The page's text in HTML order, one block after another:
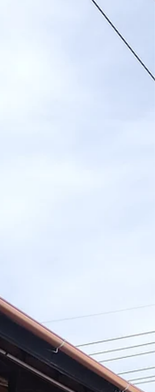
Instagramをフォローして見守ってください
https://www.instagram.com/reel/DWDDnr-
utm_source=ig_web_copy_link&igsh=MzRlODBiN
WFlZA== 二俣の昭和レトロ 最初は2階が物
小屋状態で、窓が一枚もなく暗く床も壁も
ロボロでした。 物置だった場所が、光が差